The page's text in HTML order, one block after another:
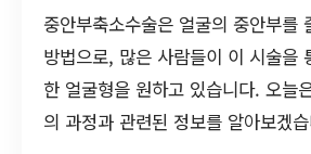
중안부축소수술은 얼굴의 중안부를
방법으로, 많은 사람들이 이 시술을
한 얼굴형을 원하고 있습니다. 오늘
의 과정과 관련된 정보를 알아보겠